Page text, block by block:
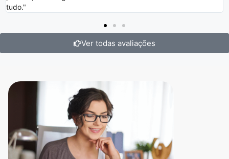
tudo."
Ver todas avaliações